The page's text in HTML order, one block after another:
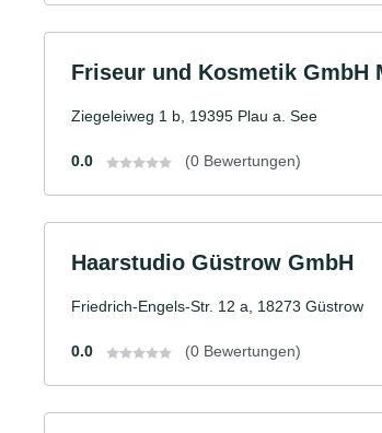
Friseur und Kosmetik GmbH
Ziegeleiweg 1 b, 19395 Plau a. See
0.0 (0 Bewertungen)
Haarstudio Güstrow GmbH
Friedrich-Engels-Str. 12 a, 18273 Güstrow
0.0 (0 Bewertungen)